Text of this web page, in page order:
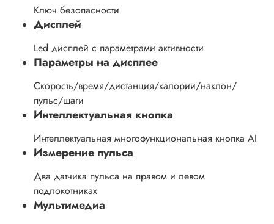
Ключ безопасности
Дисплей
Led дисплей с параметрами активности
Параметры на дисплее
Скорость/время/дистанция/калории/наклон/
пульс/шаги
Интеллектуальная кнопка
Интеллектуальная многофункциональная кнопка AI
Измерение пульса
Два датчика пульса на правом и левом
подлокотниках
Мультимедиа